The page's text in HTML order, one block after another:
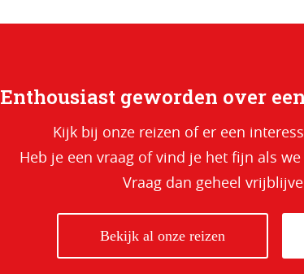
Enthousiast geworden over
Kijk bij onze reizen of er een
Heb je een vraag of vind je het fijn als
Vraag dan geheel
Bekijk al onze reizen